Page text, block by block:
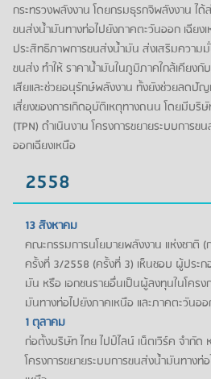
กระทรวงพลังงาน โดยกรมธุรกจิพลังงาน ได้
ขนส่งน้ำมันทางท่อไปยังภาคตะวันออก เฉียง
ประสิทธิภาพการขนส่งน้ำมัน ส่งเสริมควา
ขนส่ง ทำให้ ราคาน้ำมันในภูมิภาคใกล้เคีย
เสียและช่วยอนุรักษ์พลังงาน ท้ังยังช่วยลดปัญ
เสี่ยงของการเกิดอุบัติเหตุทางถนน โดยมีบริษั
(TPN) ดำเนินงาน โครงการขยายระบบการ
ออกเฉียงเหนือ
2558
13 สิงหาคม
คณะกรรมการนโยบายพลังงาน แห่งชาติ
ครั้งที่ 3/2558 (ครั้งที่ 3) เห็นชอบ ผู้ประก
มัน หรือ เอกชนรายอื่นเป็นผู้ลงทุนในโคร
มันทางท่อไปยังภาคเหนือ และภาคตะวันออ
1 ตุลาคม
ก่อตั้งบริษัท ไทย ไปป์ไลน์ เน็ตเวิร์ค จำกัด
โครงการขยายระบบการขนส่งน้ำมันทางท่